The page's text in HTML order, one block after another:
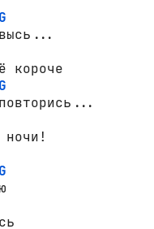
G
G
ночи!
G